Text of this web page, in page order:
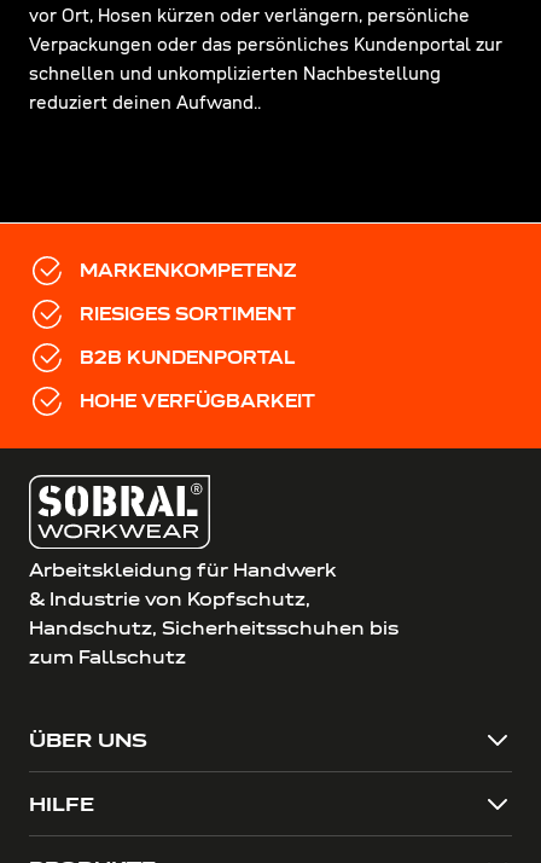
vor Ort, Hosen kürzen oder verlängern, persönliche
Verpackungen oder das persönliches Kundenportal zur
schnellen und unkomplizierten Nachbestellung
reduziert deinen Aufwand..
MARKENKOMPETENZ
RIESIGES SORTIMENT
B2B KUNDENPORTAL
HOHE VERFÜGBARKEIT
Arbeitskleidung für Handwerk
& Industrie von Kopfschutz,
Handschutz, Sicherheitsschuhen bis
zum Fallschutz
ÜBER UNS
HILFE